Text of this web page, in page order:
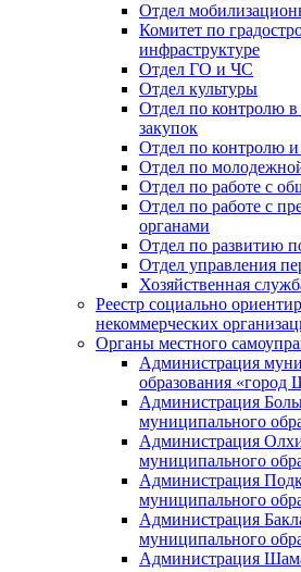
Отдел
Комитет по
инфраструктуре
Отдел ГО и ЧС
Отдел культуры
Отдел по контролю
закупок
Отдел по контролю и
Отдел по
Отдел по работе с
Отдел по работе с
органами
Отдел по развитию
Отдел управления
Хозяйственная
Реестр социально
некоммерческих
Органы местного
Администрация
образования «город
Администрация
муниципального
Администрация
муниципального
Администрация
муниципального
Администрация
муниципального
Администрация